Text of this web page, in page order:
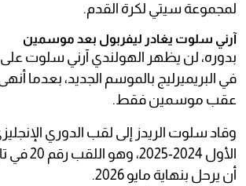
لمجموعة سيتي لكرة القدم.
آرني سلوت يغادر ليفربول بعد موسمين
بدوره، لن يظهر الهولندي آرني سلوت على
في البريميرليج بالموسم الجديد، بعدما
عقب موسمين فقط.
وقاد سلوت الريدز إلى لقب الدوري
الأول 2024-
أن يرحل بنهاية مايو 2026.